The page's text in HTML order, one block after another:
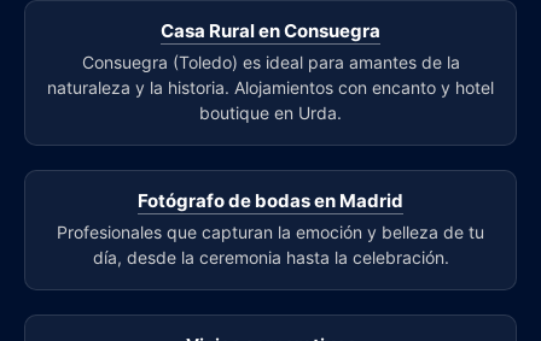
Casa Rural en Consuegra
Consuegra (Toledo) es ideal para amantes de la
naturaleza y la historia. Alojamientos con encanto y hotel
boutique en Urda.
Fotógrafo de bodas en Madrid
Profesionales que capturan la emoción y belleza de tu
día, desde la ceremonia hasta la celebración.